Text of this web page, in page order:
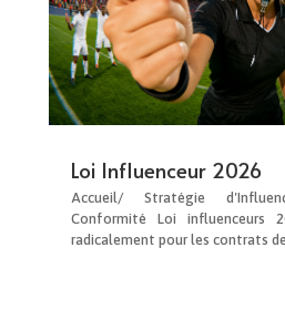
Loi Influenceur 2026
Accueil/ Stratégie
Conformité Loi influenceurs
radicalement pour les contrats